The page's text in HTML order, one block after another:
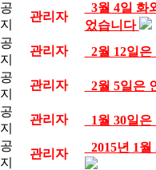
공
지
관리자
3월 4일 화
었습니다
공
지
관리자
2월 12일
공
지
관리자
2월 5일은
공
지
관리자
1월 30일
공
지
관리자 2015년 1